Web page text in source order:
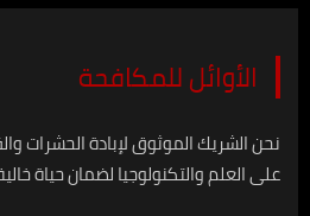
الأوائل للمكافحة
نحن الشريك الموثوق لإبادة الحشرات
على العلم والتكنولوجيا لضمان حياة